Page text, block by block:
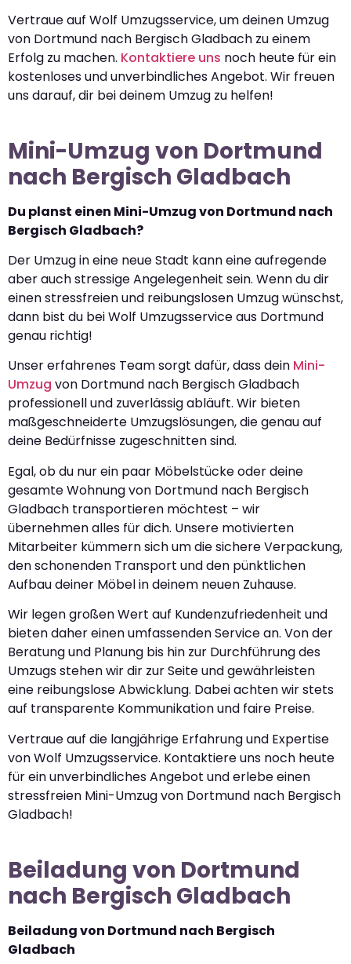
Vertraue auf Wolf Umzugsservice, um deinen Umzug
von Dortmund nach Bergisch Gladbach zu einem
Erfolg zu machen. Kontaktiere uns noch heute für ein
kostenloses und unverbindliches Angebot. Wir freuen
uns darauf, dir bei deinem Umzug zu helfen!
Mini-Umzug von Dortmund
nach Bergisch Gladbach
Du planst einen Mini-Umzug von Dortmund nach
Bergisch Gladbach?
Der Umzug in eine neue Stadt kann eine aufregende
aber auch stressige Angelegenheit sein. Wenn du dir
einen stressfreien und reibungslosen Umzug wünschst,
dann bist du bei Wolf Umzugsservice aus Dortmund
genau richtig!
Unser erfahrenes Team sorgt dafür, dass dein Mini-
Umzug von Dortmund nach Bergisch Gladbach
professionell und zuverlässig abläuft. Wir bieten
maßgeschneiderte Umzugslösungen, die genau auf
deine Bedürfnisse zugeschnitten sind.
Egal, ob du nur ein paar Möbelstücke oder deine
gesamte Wohnung von Dortmund nach Bergisch
Gladbach transportieren möchtest – wir
übernehmen alles für dich. Unsere motivierten
Mitarbeiter kümmern sich um die sichere Verpackung,
den schonenden Transport und den pünktlichen
Aufbau deiner Möbel in deinem neuen Zuhause.
Wir legen großen Wert auf Kundenzufriedenheit und
bieten daher einen umfassenden Service an. Von der
Beratung und Planung bis hin zur Durchführung des
Umzugs stehen wir dir zur Seite und gewährleisten
eine reibungslose Abwicklung. Dabei achten wir stets
auf transparente Kommunikation und faire Preise.
Vertraue auf die langjährige Erfahrung und Expertise
von Wolf Umzugsservice. Kontaktiere uns noch heute
für ein unverbindliches Angebot und erlebe einen
stressfreien Mini-Umzug von Dortmund nach Bergisch
Gladbach!
Beiladung von Dortmund
nach Bergisch Gladbach
Beiladung von Dortmund nach Bergisch
Gladbach